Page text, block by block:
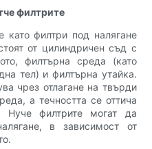
филтрите
като филтри под налягане
от цилиндричен съд с
филтърна среда (като
тел) и филтърна утайка.
чрез отлагане на твърди
а течността се оттича
Нуче филтрите могат да
в зависимост от